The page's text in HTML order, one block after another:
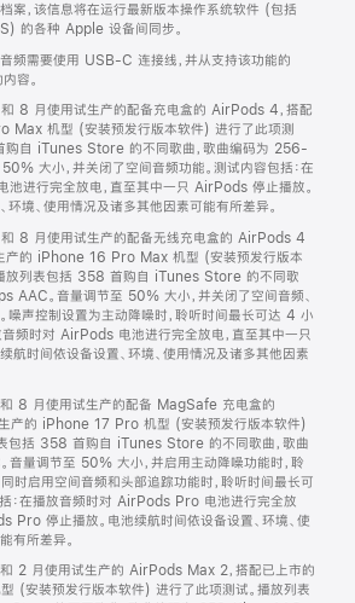
案，该信息将在运行最新版本操作系统软件 (包括
的各种 Apple 设备间同步。
频需要使用 USB-C 连接线，并从支持该功能的
容。
8 月使用试生产的配备充电盒的 AirPods 4，搭配
Max 机型 (安装预发行版本软件) 进行了此项测
购自 iTunes Store 的不同歌曲，歌曲编码为 256-
大小，并关闭了空间音频功能。测试内容包括：在
进行完全放电，直至其中一只 AirPods 停止播放。
环境、使用情况及诸多其他因素可能有所差异。
8 月使用试生产的配备无线充电盒的 AirPods 4
产的 iPhone 16 Pro Max 机型 (安装预发行版本
放列表包括 358 首购自 iTunes Store 的不同歌
AAC。音量调节至 50% 大小，并关闭了空间音频、
噪声控制设置为主动降噪时，聆听时间最长可达 4 小
音频时对 AirPods 电池进行完全放电，直至其中一只
航时间依设备设置、环境、使用情况及诸多其他因素
8 月使用试生产的配备 MagSafe 充电盒的
产的 iPhone 17 Pro 机型 (安装预发行版本软件)
包括 358 首购自 iTunes Store 的不同歌曲，歌曲
量调节至 50% 大小，并启用主动降噪功能时，聆
时启用空间音频和头部追踪功能时，聆听时间最长可
：在播放音频时对 AirPods Pro 电池进行完全放
Pro 停止播放。电池续航时间依设备设置、环境、使
有所差异。
2 月使用试生产的 AirPods Max 2，搭配已上市的
(安装预发行版本软件) 进行了此项测试。播放列表